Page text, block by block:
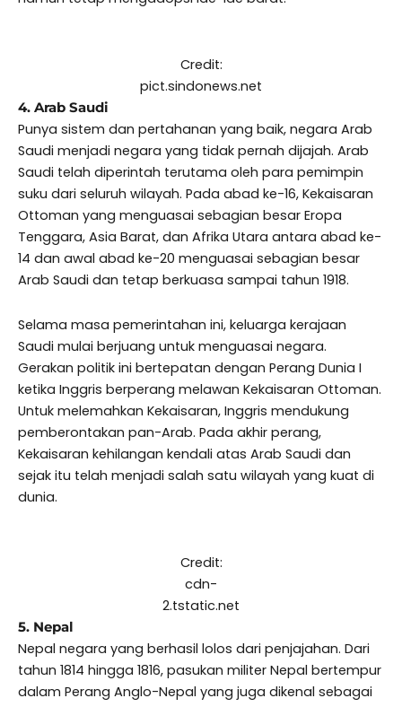
Credit:
pict.sindonews.net
4. Arab Saudi
Punya sistem dan pertahanan yang baik, negara Arab
Saudi menjadi negara yang tidak pernah dijajah. Arab
Saudi telah diperintah terutama oleh para pemimpin
suku dari seluruh wilayah. Pada abad ke-16, Kekaisaran
Ottoman yang menguasai sebagian besar Eropa
Tenggara, Asia Barat, dan Afrika Utara antara abad ke-
14 dan awal abad ke-20 menguasai sebagian besar
Arab Saudi dan tetap berkuasa sampai tahun 1918.
Selama masa pemerintahan ini, keluarga kerajaan
Saudi mulai berjuang untuk menguasai negara.
Gerakan politik ini bertepatan dengan Perang Dunia I
ketika Inggris berperang melawan Kekaisaran Ottoman.
Untuk melemahkan Kekaisaran, Inggris mendukung
pemberontakan pan-Arab. Pada akhir perang,
Kekaisaran kehilangan kendali atas Arab Saudi dan
sejak itu telah menjadi salah satu wilayah yang kuat di
dunia.
Credit:
cdn-
2.tstatic.net
5. Nepal
Nepal negara yang berhasil lolos dari penjajahan. Dari
tahun 1814 hingga 1816, pasukan militer Nepal bertempur
dalam Perang Anglo-Nepal yang juga dikenal sebagai